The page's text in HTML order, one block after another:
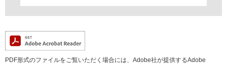
PDF形式のファイルをご覧いただく場合には、Adobe社が提供するAdobe